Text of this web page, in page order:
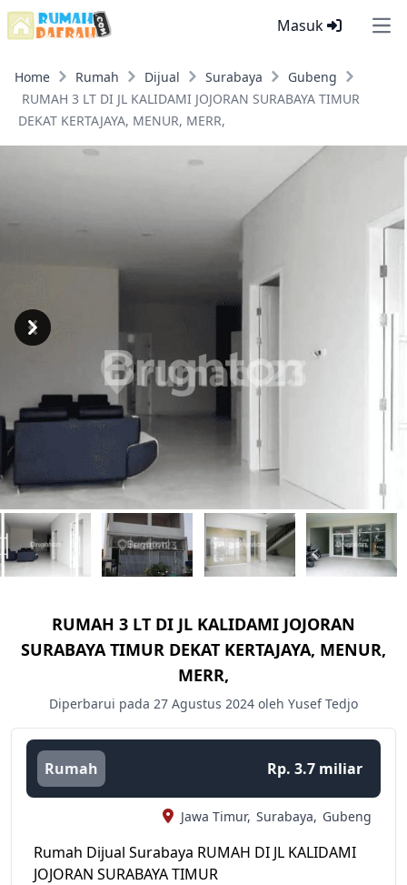
Masuk
Home Rumah Dijual Surabaya
Gubeng
RUMAH 3 LT DI JL KALIDAMI JOJORAN SURABAYA TIMUR
DEKAT KERTAJAYA, MENUR, MERR,
Previous
Next
RUMAH 3 LT DI JL KALIDAMI JOJORAN
SURABAYA TIMUR DEKAT KERTAJAYA, MENUR,
MERR,
Diperbarui pada 27 Agustus 2024 oleh Yusef Tedjo
Rumah Rp. 3.7 miliar
Jawa Timur, Surabaya, Gubeng
Rumah Dijual Surabaya RUMAH DI JL KALIDAMI
JOJORAN SURABAYA TIMUR